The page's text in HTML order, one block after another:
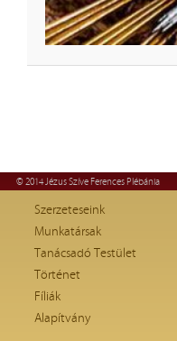
© 2014 Jézus Szíve Ferences Plébánia
Szerzeteseink
Munkatársak
Tanácsadó Testület
Történet
Fíliák
Alapítvány